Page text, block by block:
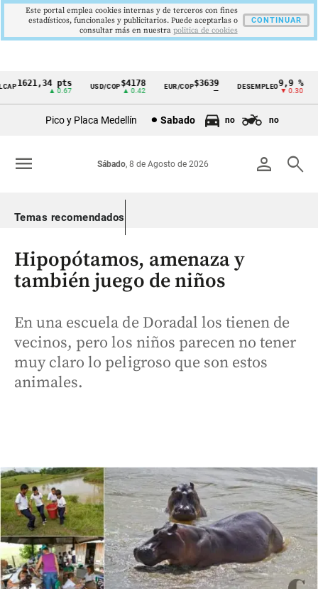
Cintillo
Colombia
1621,34 pts
▲ 0.67
USD/COP$4178
▲ 0.42
EUR/COP$3639 DESEMPLEO9,9 %
▼ 0.30
Pico y Placa Medellín Sabado no no
person search
Sábado, 8 de Agosto de 2026
menu
Temas recomendados
Hipopótamos, amenaza y
también juego de niños
En una escuela de Doradal los tienen de
vecinos, pero los niños parecen no tener
muy claro lo peligroso que son estos
animales.
Este portal emplea cookies internas y de terceros con fines
estadísticos, funcionales y publicitarios. Puede aceptarlas o
consultar más en nuestra politica de cookies
CONTINUAR